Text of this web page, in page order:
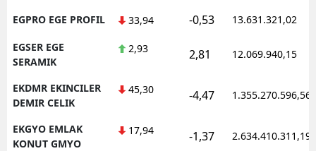
EGPRO EGE PROFIL 33,94 -0,53 13.631.321,02
EGSER EGE
SERAMIK
2,93 2,81 12.069.940,15
EKDMR EKINCILER
DEMIR CELIK
45,30 -4,47 1.355.270.596,56
EKGYO EMLAK
KONUT GMYO
17,94 -1,37 2.634.410.311,19